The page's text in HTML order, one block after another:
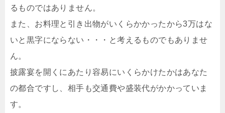
るものではありません。
また、お料理と引き出物がいくらかかったから3万はな
いと黒字にならない・・・と考えるものでもありませ
ん。
披露宴を開くにあたり容易にいくらかけたかはあなた
の都合ですし、相手も交通費や盛装代がかかっていま
す。